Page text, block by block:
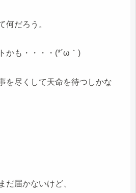
何だろう。
かも・・・・(*´ω｀)
を尽くして天命を待つしかな
だ届かないけど、